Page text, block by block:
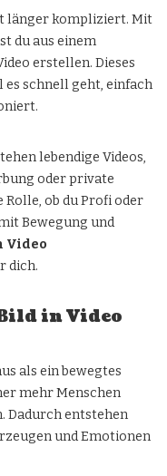
länger kompliziert. Mit
du aus einem
erstellen. Dieses
schnell geht, einfach
lebendige Videos,
oder private
Rolle, ob du Profi oder
Bewegung und
Video
dich.
in Video
als ein bewegtes
mehr Menschen
Dadurch entstehen
und Emotionen